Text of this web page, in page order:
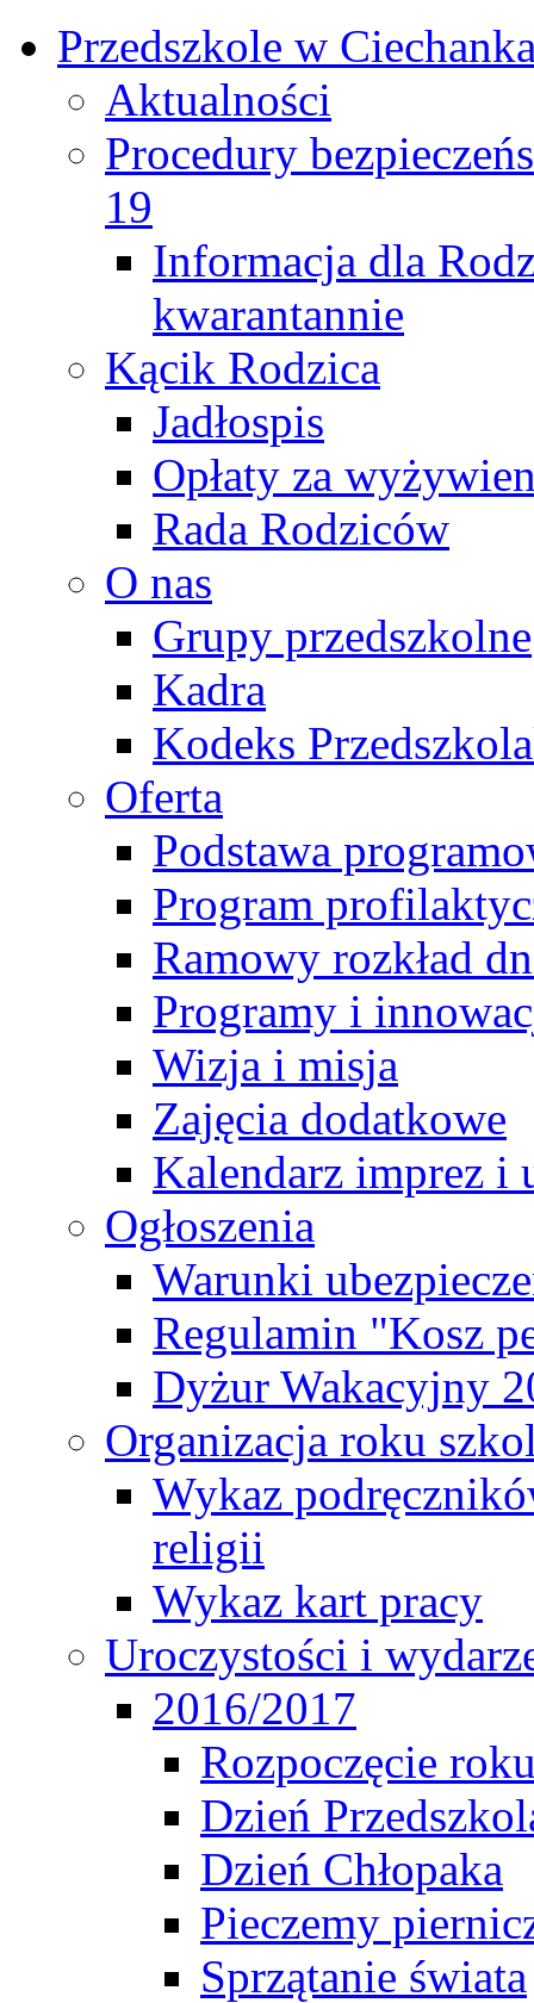
Przedszkole w
Aktualności
Procedury
19
Informacja dla
kwarantannie
Kącik Rodzica
Jadłospis
Opłaty za
Rada Rodziców
O nas
Grupy przedszkolne
Kadra
Kodeks
Oferta
Podstawa
Program
Ramowy rozkład
Programy i
Wizja i misja
Zajęcia dodatkowe
Kalendarz imprez i
Ogłoszenia
Warunki
Regulamin "Kosz
Dyżur Wakacyjny
Organizacja roku
Wykaz
religii
Wykaz kart pracy
Uroczystości i
2016/2017
Rozpoczęcie
Dzień
Dzień Chłopaka
Pieczemy
Sprzątanie świata